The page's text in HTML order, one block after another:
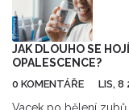
mně na této cestě za
JAK DLOUHO SE
OPALESCENCE?
0 KOMENTÁŘE LIS, 8